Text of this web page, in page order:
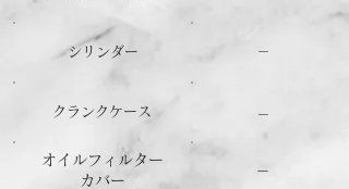
シリンダー －
クランクケース －
オイルフィルター
カバー
－